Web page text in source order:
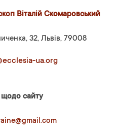
Віталій Скомаровський
32, Львів, 79008
ua.org
сайту